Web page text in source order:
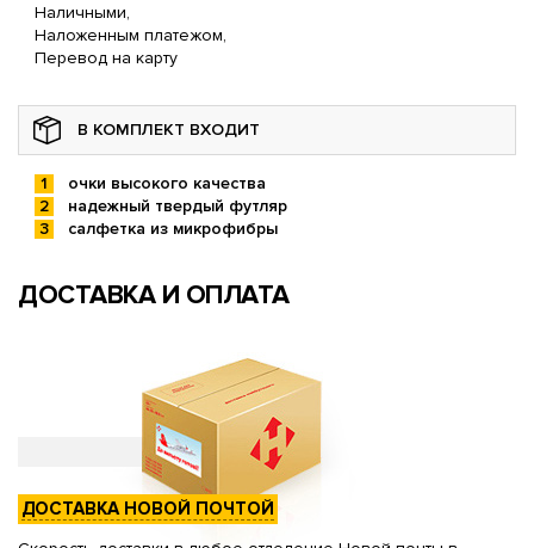
Наличными,
Наложенным платежом,
Перевод на карту
В КОМПЛЕКТ ВХОДИТ
очки высокого качества
надежный твердый футляр
салфетка из микрофибры
ДОСТАВКА И ОПЛАТА
ДОСТАВКА НОВОЙ ПОЧТОЙ